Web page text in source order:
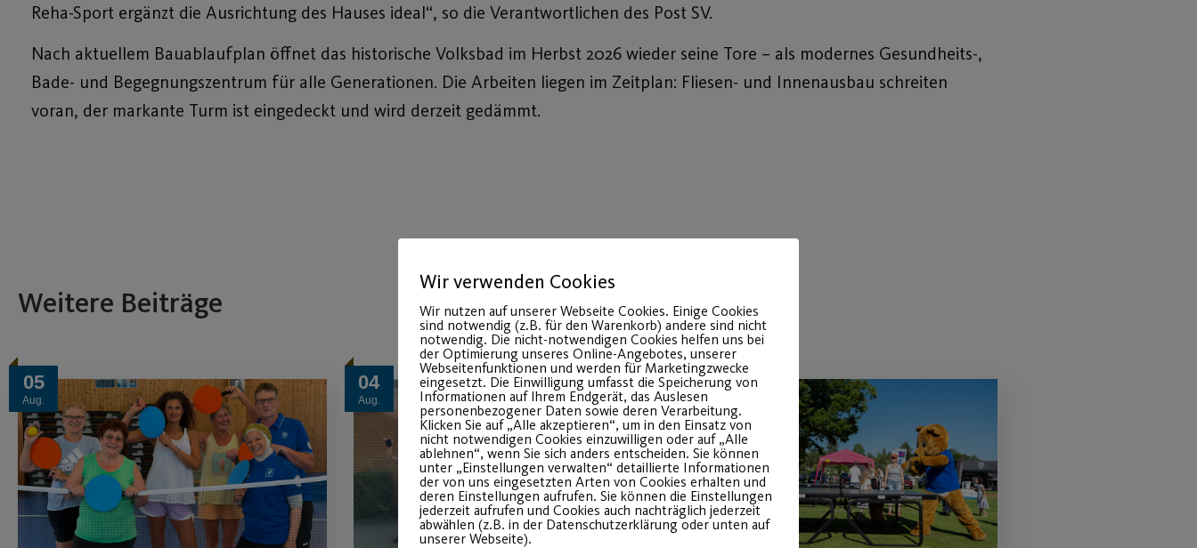
Reha-Sport ergänzt die Ausrichtung des Hauses ideal“, so die Verantwortlichen des Post SV.
Nach aktuellem Bauablaufplan öffnet das historische Volksbad im Herbst 2026 wieder seine Tore – als modernes Gesundheits-,
Bade- und Begegnungszentrum für alle Generationen. Die Arbeiten liegen im Zeitplan: Fliesen- und Innenausbau schreiten
voran, der markante Turm ist eingedeckt und wird derzeit gedämmt.
Weitere Beiträge
05
Aug.
04
Aug.
30
Juli
Wir verwenden Cookies
Wir nutzen auf unserer Webseite Cookies. Einige Cookies
sind notwendig (z.B. für den Warenkorb) andere sind nicht
notwendig. Die nicht-notwendigen Cookies helfen uns bei
der Optimierung unseres Online-Angebotes, unserer
Webseitenfunktionen und werden für Marketingzwecke
eingesetzt. Die Einwilligung umfasst die Speicherung von
Informationen auf Ihrem Endgerät, das Auslesen
personenbezogener Daten sowie deren Verarbeitung.
Klicken Sie auf „Alle akzeptieren“, um in den Einsatz von
nicht notwendigen Cookies einzuwilligen oder auf „Alle
ablehnen“, wenn Sie sich anders entscheiden. Sie können
unter „Einstellungen verwalten“ detaillierte Informationen
der von uns eingesetzten Arten von Cookies erhalten und
deren Einstellungen aufrufen. Sie können die Einstellungen
jederzeit aufrufen und Cookies auch nachträglich jederzeit
abwählen (z.B. in der Datenschutzerklärung oder unten auf
unserer Webseite).